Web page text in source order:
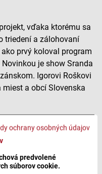
ochrany osobných údajov
predvolené
súborov cookie.
vďaka ktorému sa
triedení a zálohovaní
prvý koloval program
je show Sranda
Igorovi Roškovi
a obcí Slovenska
formou
chybuv prehrávači.